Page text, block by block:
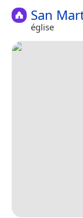
San
église